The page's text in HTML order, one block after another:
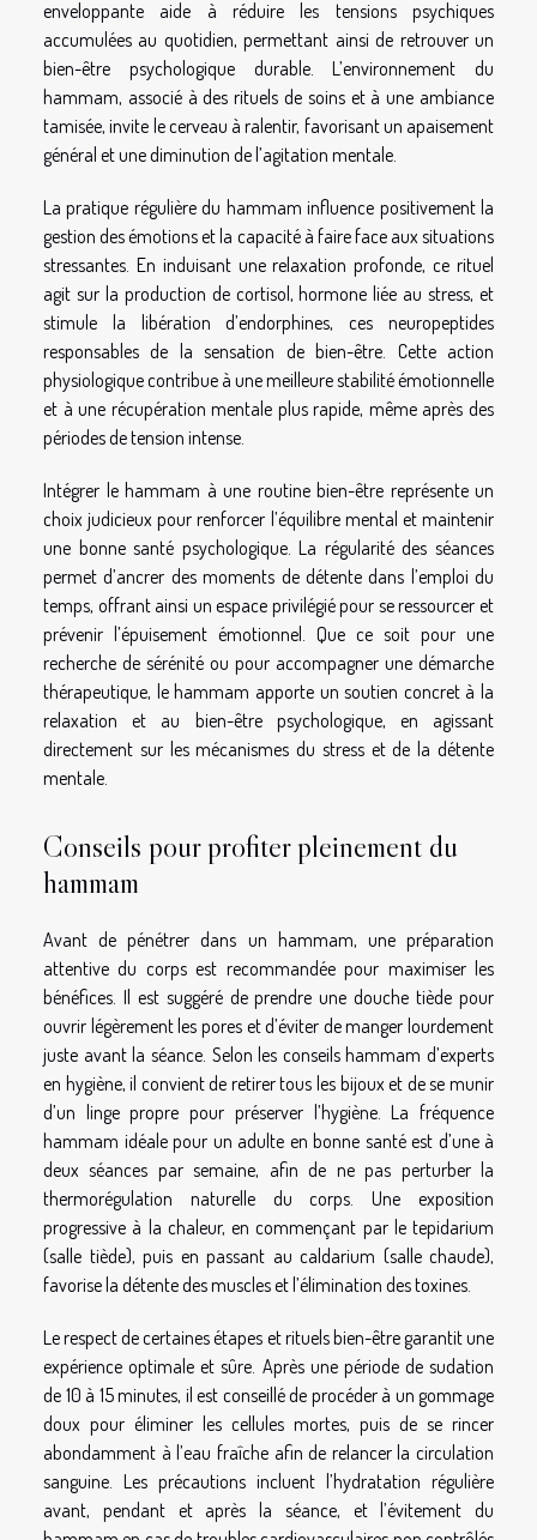
enveloppante aide à réduire les tensions psychiques
accumulées au quotidien, permettant ainsi de retrouver un
bien-être psychologique durable. L’environnement du
hammam, associé à des rituels de soins et à une ambiance
tamisée, invite le cerveau à ralentir, favorisant un apaisement
général et une diminution de l’agitation mentale.
La pratique régulière du hammam influence positivement la
gestion des émotions et la capacité à faire face aux situations
stressantes. En induisant une relaxation profonde, ce rituel
agit sur la production de cortisol, hormone liée au stress, et
stimule la libération d’endorphines, ces neuropeptides
responsables de la sensation de bien-être. Cette action
physiologique contribue à une meilleure stabilité émotionnelle
et à une récupération mentale plus rapide, même après des
périodes de tension intense.
Intégrer le hammam à une routine bien-être représente un
choix judicieux pour renforcer l’équilibre mental et maintenir
une bonne santé psychologique. La régularité des séances
permet d’ancrer des moments de détente dans l’emploi du
temps, offrant ainsi un espace privilégié pour se ressourcer et
prévenir l’épuisement émotionnel. Que ce soit pour une
recherche de sérénité ou pour accompagner une démarche
thérapeutique, le hammam apporte un soutien concret à la
relaxation et au bien-être psychologique, en agissant
directement sur les mécanismes du stress et de la détente
mentale.
Conseils pour profiter pleinement du
hammam
Avant de pénétrer dans un hammam, une préparation
attentive du corps est recommandée pour maximiser les
bénéfices. Il est suggéré de prendre une douche tiède pour
ouvrir légèrement les pores et d’éviter de manger lourdement
juste avant la séance. Selon les conseils hammam d’experts
en hygiène, il convient de retirer tous les bijoux et de se munir
d’un linge propre pour préserver l’hygiène. La fréquence
hammam idéale pour un adulte en bonne santé est d’une à
deux séances par semaine, afin de ne pas perturber la
thermorégulation naturelle du corps. Une exposition
progressive à la chaleur, en commençant par le tepidarium
(salle tiède), puis en passant au caldarium (salle chaude),
favorise la détente des muscles et l’élimination des toxines.
Le respect de certaines étapes et rituels bien-être garantit une
expérience optimale et sûre. Après une période de sudation
de 10 à 15 minutes, il est conseillé de procéder à un gommage
doux pour éliminer les cellules mortes, puis de se rincer
abondamment à l’eau fraîche afin de relancer la circulation
sanguine. Les précautions incluent l’hydratation régulière
avant, pendant et après la séance, et l’évitement du